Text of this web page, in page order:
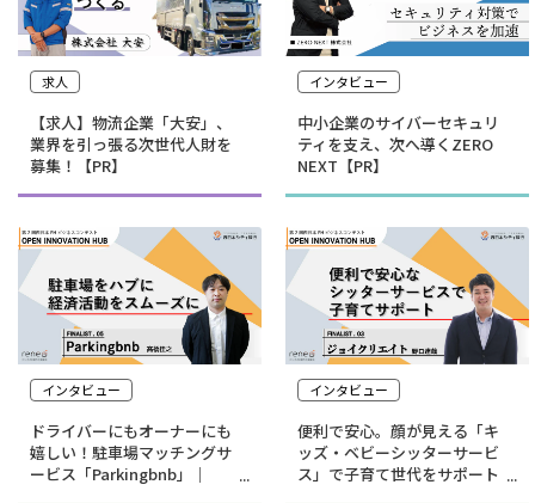
求人
【求人】物流企業「大安」、
業界を引っ張る次世代人財を
募集！【PR】
インタビュー
中小企業のサイバーセキュリ
ティを支え、次へ導くZERO
NEXT【PR】
インタビュー
ドライバーにもオーナーにも
嬉しい！駐車場マッチングサ
ービス「Parkingbnb」｜
インタビュー
便利で安心。顔が見える「キ
ッズ・ベビーシッターサービ
ス」で子育て世代をサポート